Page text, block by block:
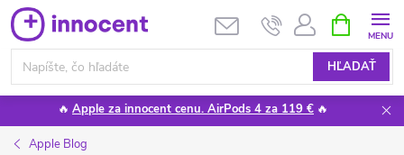
Prejsť
na
obsah
HĽADAŤ
KOŠÍK
🔥 Apple za innocent cenu. AirPods 4 za 119 € 🔥
Apple Blog